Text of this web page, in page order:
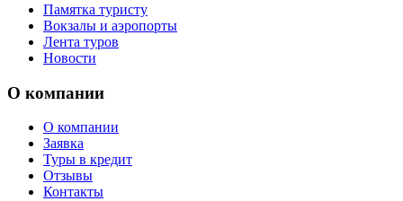
Памятка туристу
Вокзалы и аэропорты
Лента туров
Новости
О компании
О компании
Заявка
Туры в кредит
Отзывы
Контакты